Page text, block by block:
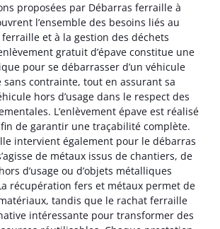
proposées par Débarras ferraille à
l’ensemble des besoins liés au
ferraille et à la gestion des déchets
gratuit d’épave constitue une
pour se débarrasser d’un véhicule
contrainte, tout en assurant sa
hors d’usage dans le respect des
L’enlèvement épave est réalisé
de garantir une traçabilité complète.
intervient également pour le débarras
de métaux issus de chantiers, de
d’usage ou d’objets métalliques
récupération fers et métaux permet de
tandis que le rachat ferraille
intéressante pour transformer des